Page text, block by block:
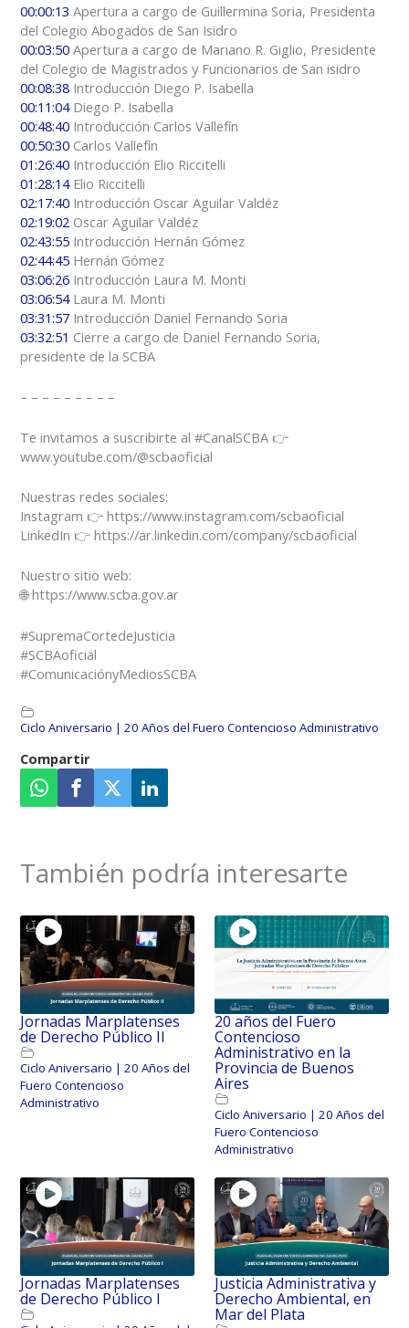
00:00:13 Apertura a cargo de Guillermina Soria, Presidenta
del Colegio Abogados de San Isidro
00:03:50 Apertura a cargo de Mariano R. Giglio, Presidente
del Colegio de Magistrados y Funcionarios de San isidro
00:08:38 Introducción Diego P. Isabella
00:11:04Diego P. Isabella
00:48:40 Introducción Carlos Vallefín
00:50:30 Carlos Vallefín
01:26:40 Introducción Elio Riccitelli
01:28:14Elio Riccitelli
02:17:40 Introducción Oscar Aguilar Valdéz
02:19:02 Oscar Aguilar Valdéz
02:43:55 Introducción Hernán Gómez
02:44:45 Hernán Gómez
03:06:26 Introducción Laura M. Monti
03:06:54Laura M. Monti
03:31:57 Introducción Daniel Fernando Soria
03:32:51 Cierre a cargo de Daniel Fernando Soria,
presidente de la SCBA
– – – – – – – – –
Te invitamos a suscribirte al #CanalSCBA 👉
www.youtube.com/@scbaoficial
Nuestras redes sociales:
Instagram 👉 https://www.instagram.com/scbaoficial
LinkedIn 👉 https://ar.linkedin.com/company/scbaoficial
Nuestro sitio web:
🌐 https://www.scba.gov.ar
#SupremaCortedeJusticia
#SCBAoficial
#ComunicaciónyMediosSCBA
Ciclo Aniversario | 20 Años del Fuero Contencioso Administrativo
Jornadas Marplatenses
de Derecho Público II
Ciclo Aniversario | 20 Años del
Fuero Contencioso
Administrativo
20 años del Fuero
Contencioso
Administrativo en la
Provincia de Buenos
Aires
Ciclo Aniversario | 20 Años del
Fuero Contencioso
Administrativo
Jornadas Marplatenses
de Derecho Público I
Justicia Administrativa y
Derecho Ambiental, en
Mar del Plata